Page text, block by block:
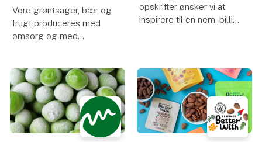
Vore grøntsager, bær og
frugt produceres med
omsorg og med
jordkvalitet, høstvilkår og
modningstilstand.
Vi leverer et bredt
sortiment af dybfrosne
opskrifter ønsker vi at
inspirere til en nem, billig
madlavningen.
Uden at gå på
kompromis med
kvaliteten.